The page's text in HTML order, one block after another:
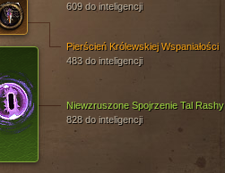
Niewzruszone Spojrzenie Tal Rashy
828 do inteligencji
609 do inteligencji
Pierścień Królewskiej Wspaniałości
483 do inteligencji